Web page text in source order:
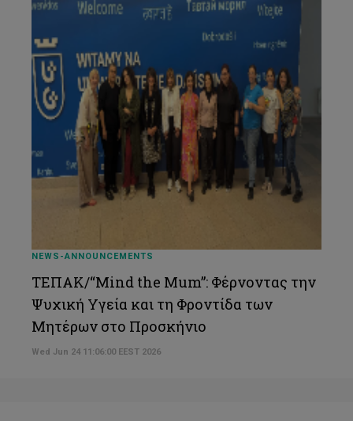
NEWS-ANNOUNCEMENTS
ΤΕΠΑΚ/“Mind the Mum”: Φέρνοντας την
Ψυχική Υγεία και τη Φροντίδα των
Mητέρων στο Προσκήνιο
Wed Jun 24 11:06:00 EEST 2026